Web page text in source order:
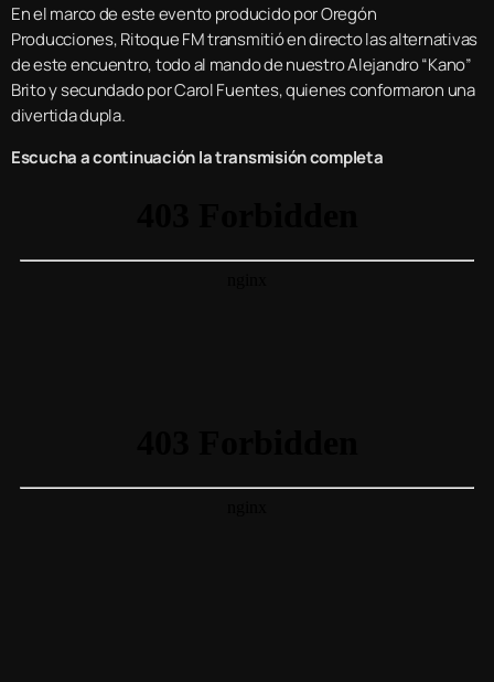
En el marco de este evento producido por Oregón
Producciones, Ritoque FM transmitió en directo las alternativas
de este encuentro, todo al mando de nuestro Alejandro “Kano”
Brito y secundado por Carol Fuentes, quienes conformaron una
divertida dupla.
Escucha a continuación la transmisión completa